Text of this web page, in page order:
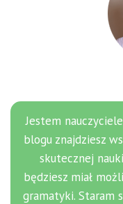
Jestem
blogu znajdziesz
skutecznej
będziesz miał
gramatyki. Staram